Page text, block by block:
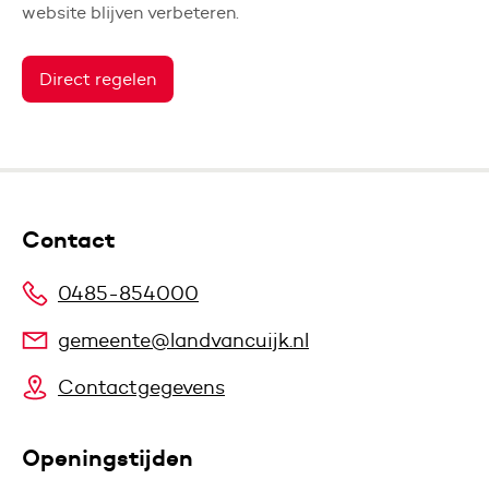
website blijven verbeteren.
Direct regelen
Contact
0485-854000
gemeente@landvancuijk.nl
Contactgegevens
Openingstijden